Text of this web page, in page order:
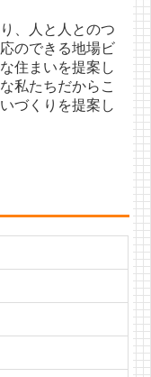
、人と人とのつ
のできる地場ビ
住まいを提案し
私たちだからこ
づくりを提案し